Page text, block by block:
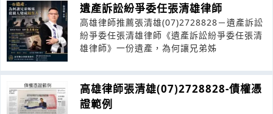
遺產訴訟紛爭委任張清雄律師
高雄律師推薦張清雄(07)2728828－遺產訴訟
紛爭委任張清雄律師《遺產訴訟紛爭委任張清
雄律師》一份遺產，為何讓兄弟姊
高雄律師張清雄(07)2728828-債權憑
證範例